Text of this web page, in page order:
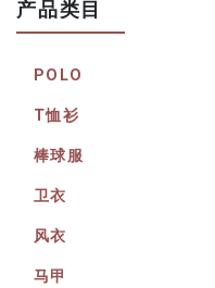
产品类目
POLO
T恤衫
棒球服
卫衣
风衣
马甲